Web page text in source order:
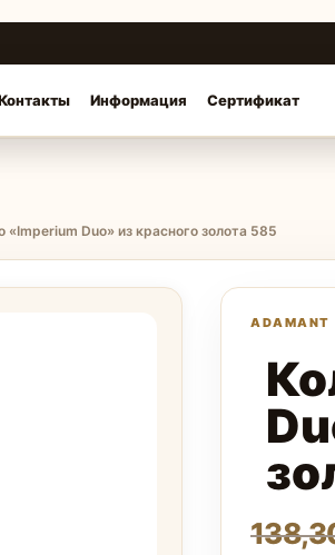
Информация Сертификат
«Imperium Duo» из красного золота 585